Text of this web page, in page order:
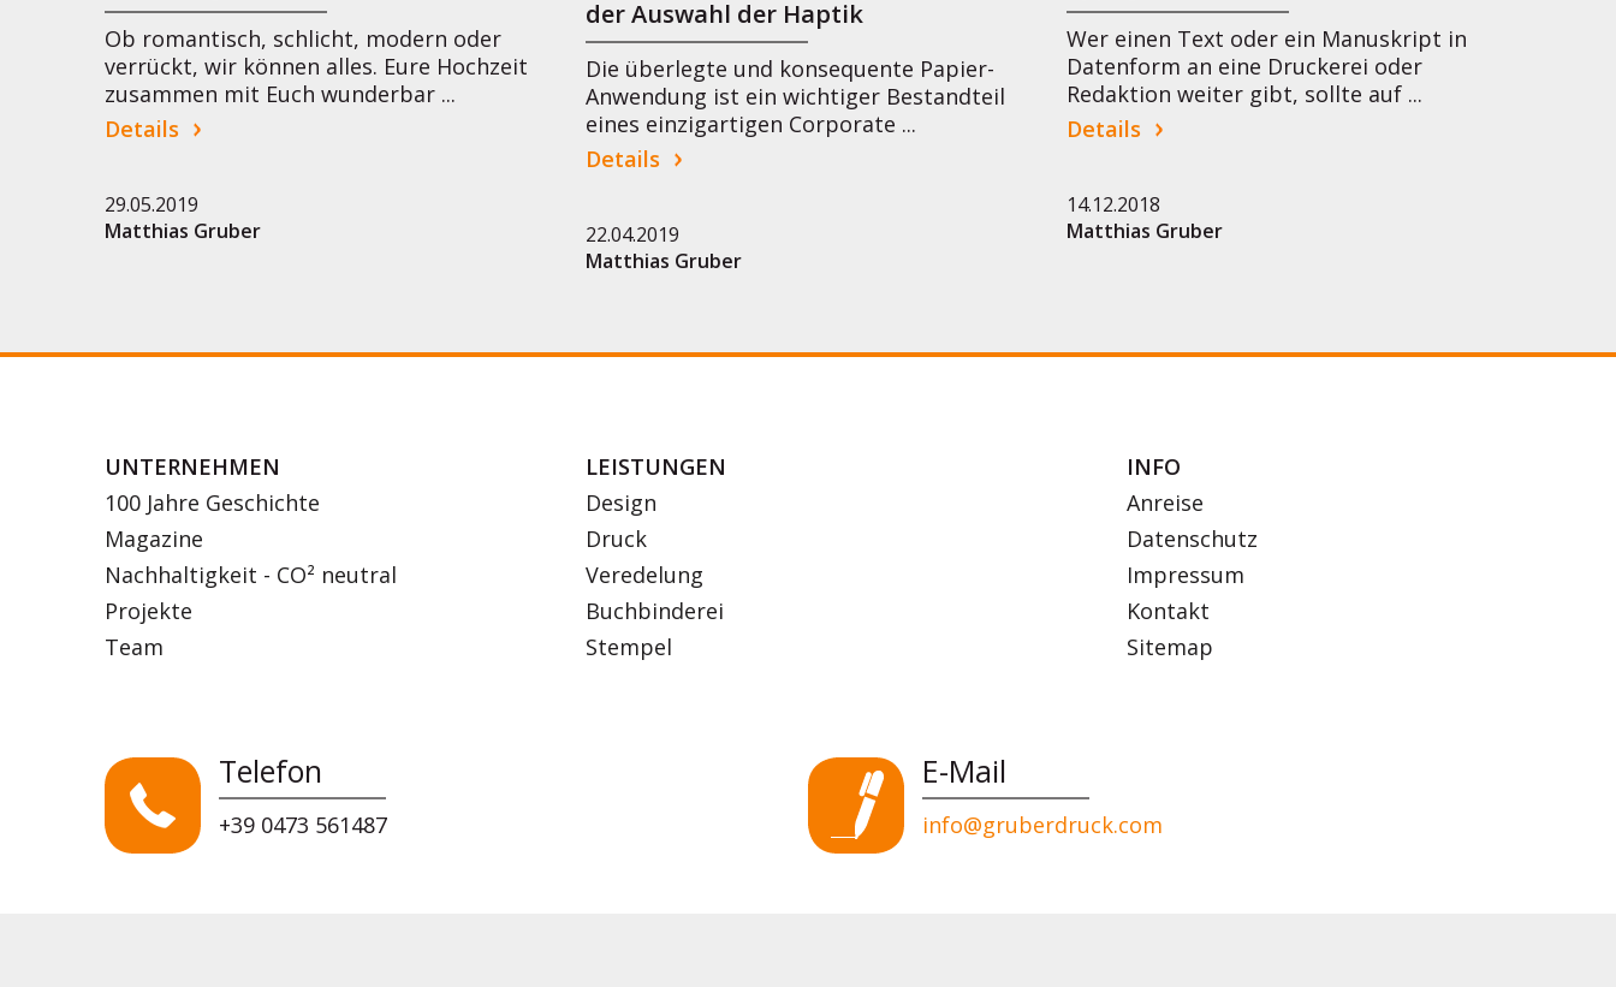
Ob romantisch, schlicht, modern oder
verrückt, wir können alles. Eure Hochzeit
zusammen mit Euch wunderbar ...
Details
29.05.2019
Matthias Gruber
der Auswahl der Haptik
Die überlegte und konsequente Papier-
Anwendung ist ein wichtiger Bestandteil
eines einzigartigen Corporate ...
Details
22.04.2019
Matthias Gruber
Wer einen Text oder ein Manuskript in
Datenform an eine Druckerei oder
Redaktion weiter gibt, sollte auf ...
Details
14.12.2018
Matthias Gruber
UNTERNEHMEN
100 Jahre Geschichte
Magazine
Nachhaltigkeit - CO² neutral
Projekte
Team
LEISTUNGEN
Design
Druck
Veredelung
Buchbinderei
Stempel
INFO
Anreise
Datenschutz
Impressum
Kontakt
Sitemap
Telefon
+39 0473 561487
E-Mail
info@gruberdruck.com